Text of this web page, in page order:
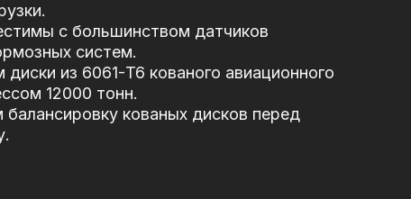
с большинством датчиков
систем.
из 6061-T6 кованого авиационного
12000 тонн.
кованых дисков перед